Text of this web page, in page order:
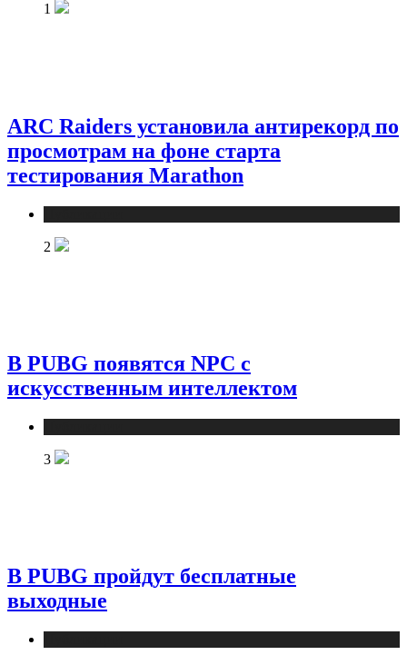
1
ARC Raiders установила антирекорд по
просмотрам на фоне старта
тестирования Marathon
2
В PUBG появятся NPC с
искусственным интеллектом
3
В PUBG пройдут бесплатные
выходные